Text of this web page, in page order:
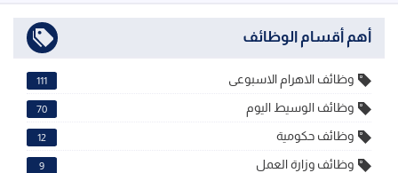
أهم أقسام الوظائف
وظائف الاهرام الاسبوعى 111
وظائف الوسيط اليوم 70
وظائف حكومية 12
وظائف وزارة العمل 9